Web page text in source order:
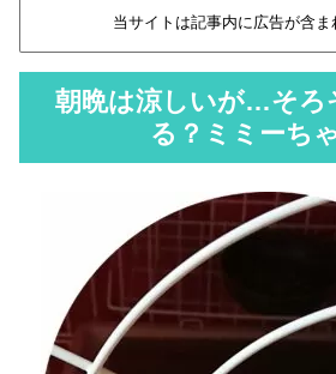
当サイトは記事内に広告が含ま
朝晩は涼しいが…そろ
る？ミミーち